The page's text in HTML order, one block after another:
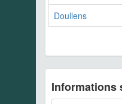
Doullens
Informations